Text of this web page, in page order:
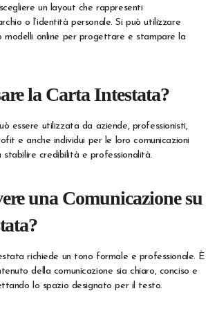
un layout che rappresenti
o l’identità personale. Si può utilizzare
online per progettare e stampare la
la Carta Intestata?
essere utilizzata da aziende, professionisti,
e anche individui per le loro comunicazioni
stabilire credibilità e professionalità.
una Comunicazione su
richiede un tono formale e professionale. È
della comunicazione sia chiaro, conciso e
lo spazio designato per il testo.